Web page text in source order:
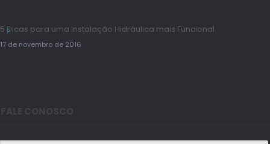
5 Dicas para uma Instalação Hidráulica mais Funcional
17 de novembro de 2016